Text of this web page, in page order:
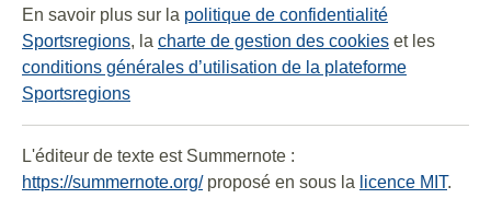
En savoir plus sur la politique de confidentialité
Sportsregions, la charte de gestion des cookies et les
conditions générales d’utilisation de la plateforme
Sportsregions
L'éditeur de texte est Summernote :
https://summernote.org/proposé en sous la licence MIT.